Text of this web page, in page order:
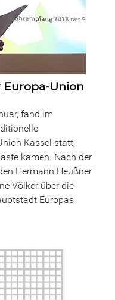
Union
fand im
Kassel statt,
kamen. Nach der
Hermann Heußner
Völker über die
Europas